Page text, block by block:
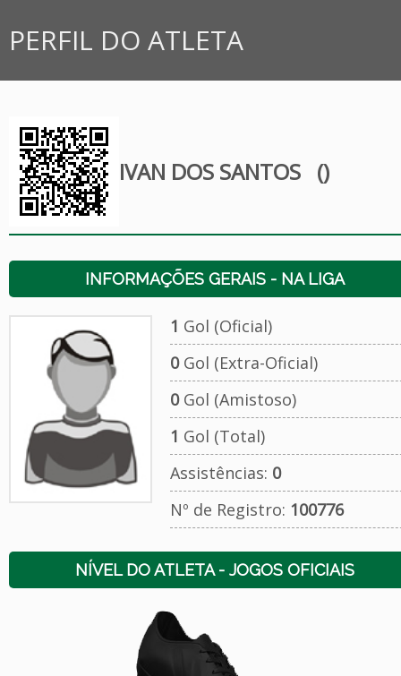
PERFIL DO ATLETA
IVAN DOS SANTOS ()
INFORMAÇÕES GERAIS - NA LIGA
1 Gol (Oficial)
0Gol (Extra-Oficial)
0Gol (Amistoso)
1 Gol (Total)
Assistências: 0
Nº de Registro: 100776
NÍVEL DO ATLETA - JOGOS OFICIAIS